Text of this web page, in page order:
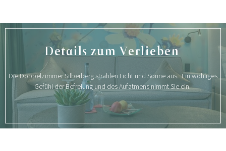
Details zum Verlieben
Die Doppelzimmer Silberberg strahlen Licht und Sonne aus. Ein wohliges
Gefühl der Befreiung und des Aufatmens nimmt Sie ein.
KULINARISCHER KALENDER
THE CHEF'S BEST
The Chef's Best - unsere Backstage Party - Jörg &
Nico Sackmann rocken samt Team unsere
Küchenwerkstatt
Beitrag ansehen